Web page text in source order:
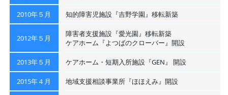
2010年５月 知的障害児施設『吉野学園』移転新築
2012年５月
障害者支援施設『愛光園』移転新築
ケアホーム『よつばのクローバー』開設
2013年５月 ケアホーム・短期入所施設『GEN』 開設
2015年４月 地域支援相談事業所『ほほえみ』開設